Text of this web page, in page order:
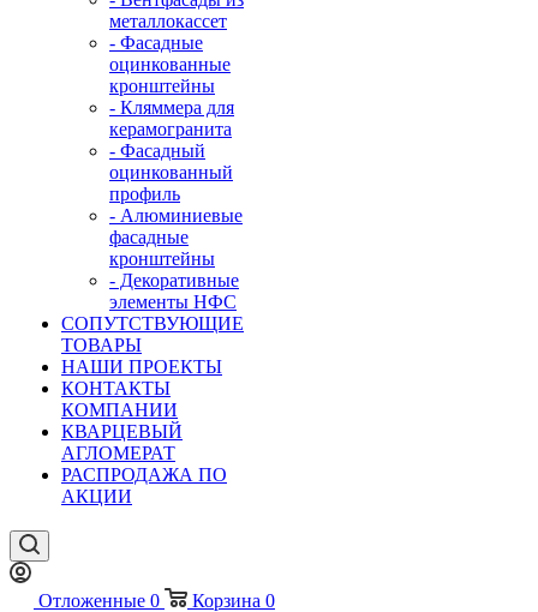
металлокассет
- Фасадные
оцинкованные
кронштейны
- Кляммера для
керамогранита
- Фасадный
оцинкованный
профиль
- Алюминиевые
фасадные
кронштейны
- Декоративные
элементы НФС
СОПУТСТВУЮЩИЕ
ТОВАРЫ
НАШИ ПРОЕКТЫ
КОНТАКТЫ
КОМПАНИИ
КВАРЦЕВЫЙ
АГЛОМЕРАТ
РАСПРОДАЖА ПО
АКЦИИ
Отложенные 0 Корзина 0